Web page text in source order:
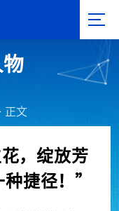
正文
，绽放芳
捷径！”